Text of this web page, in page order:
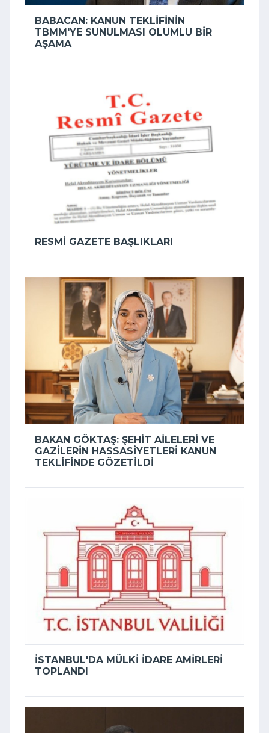
BABACAN: KANUN TEKLIFININ
TBMM'YE SUNULMASI OLUMLU BIR
AŞAMA
RESMI GAZETE BAŞLIKLARI
BAKAN GÖKTAŞ: ŞEHIT AILELERI VE
GAZILERIN HASSASIYETLERI KANUN
TEKLIFINDE GÖZETILDI
İSTANBUL'DA MÜLKI IDARE AMIRLERI
TOPLANDI